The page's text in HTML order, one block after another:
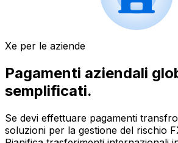
Xe per le aziende
Pagamenti aziendali
semplificati.
Se devi effettuare pagamenti
soluzioni per la gestione del rischio